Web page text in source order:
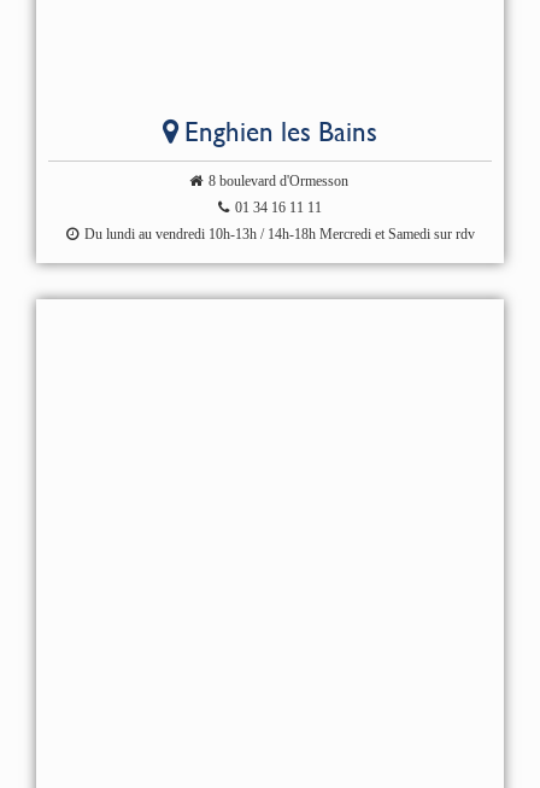
Enghien les Bains
8 boulevard d'Ormesson
01 34 16 11 11
Du lundi au vendredi 10h-13h / 14h-18h Mercredi et Samedi sur rdv